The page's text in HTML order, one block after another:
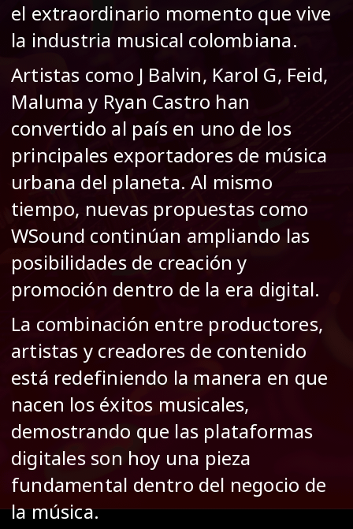
el extraordinario momento que vive
la industria musical colombiana.
Artistas como J Balvin, Karol G, Feid,
Maluma y Ryan Castro han
convertido al país en uno de los
principales exportadores de música
urbana del planeta. Al mismo
tiempo, nuevas propuestas como
WSound continúan ampliando las
posibilidades de creación y
promoción dentro de la era digital.
La combinación entre productores,
artistas y creadores de contenido
está redefiniendo la manera en que
nacen los éxitos musicales,
demostrando que las plataformas
digitales son hoy una pieza
fundamental dentro del negocio de
la música.